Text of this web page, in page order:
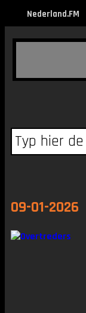
Nederland.FM
09-01-2026